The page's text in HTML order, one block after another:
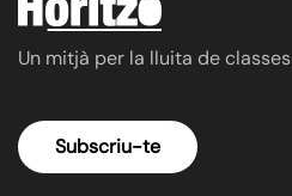
Un mitjà per la lluita de classes
Subscriu-te